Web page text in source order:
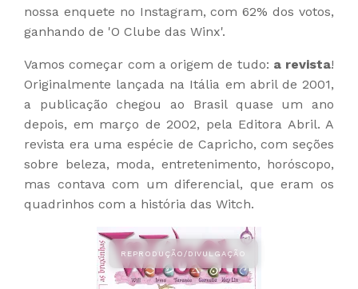
nossa enquete no Instagram, com 62% dos votos,
ganhando de 'O Clube das Winx'.
Vamos começar com a origem de tudo: a revista!
Originalmente lançada na Itália em abril de 2001,
a publicação chegou ao Brasil quase um ano
depois, em março de 2002, pela Editora Abril. A
revista era uma espécie de Capricho, com seções
sobre beleza, moda, entretenimento, horóscopo,
mas contava com um diferencial, que eram os
quadrinhos com a história das Witch.